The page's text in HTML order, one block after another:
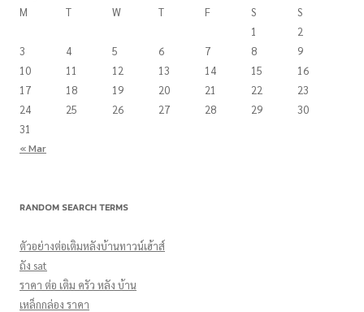
M
T W T F S
S
1
2
3
4 5 6 7 8
9
10
11 12 13 14 15
16
17
18 19 20 21 22
23
24
25 26 27 28 29
30
31
« Mar
RANDOM SEARCH TERMS
ตัวอย่างต่อเติมหลังบ้านทาวน์เฮ้าส์
ถัง sat
ราคา ต่อ เติม ครัว หลัง บ้าน
เหล็กกล่อง ราคา